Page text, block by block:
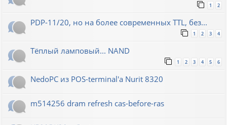
1 2
PDP-11/20, но на более современных TTL, без...
1 2 3 4
Тёплый ламповый... NAND
1 2 3 4 5 6
NedoPC из POS-terminal'а Nurit 8320
m514256 dram refresh cas-before-ras